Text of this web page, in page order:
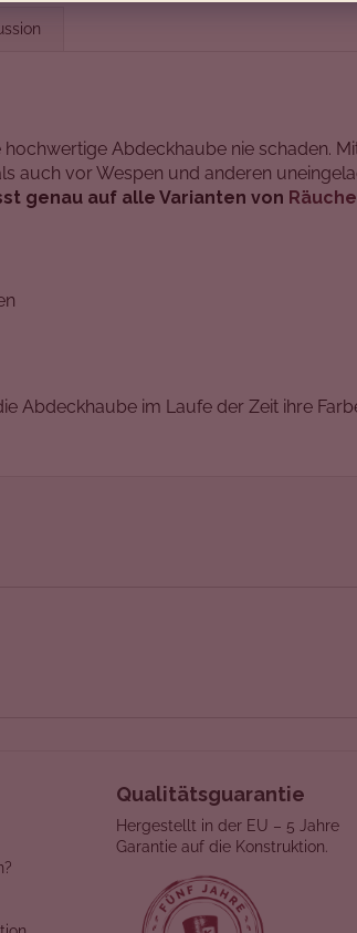
Abdeckhaube nie schaden.
vor Wespen und anderen
genau auf alle Varianten von
Abdeckhaube im Laufe der Zeit ihre
Qualitätsguarantie
Hergestellt in der EU – 5 Jahre
Garantie auf die Konstruktion.